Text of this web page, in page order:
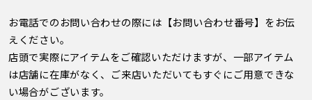
お電話でのお問い合わせの際には【お問い合わせ番号】をお伝
えください。
店頭で実際にアイテムをご確認いただけますが、一部アイテム
は店舗に在庫がなく、ご来店いただいてもすぐにご用意できな
い場合がございます。